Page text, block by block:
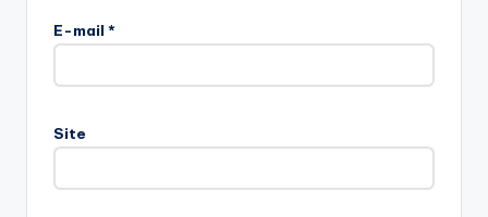
E-mail *
Site